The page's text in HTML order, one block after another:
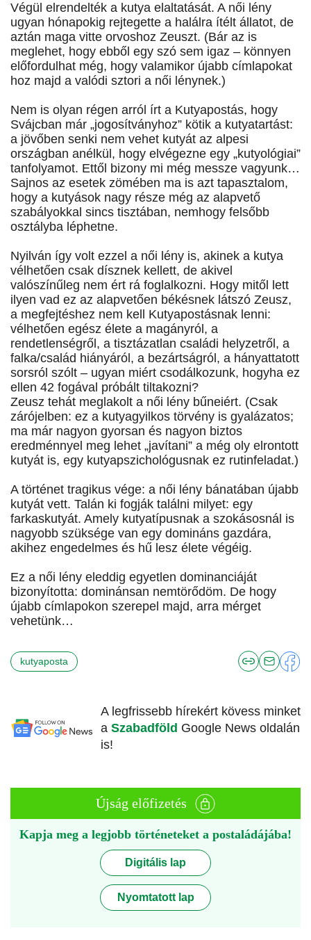
Végül elrendelték a kutya elaltatását. A női lény
ugyan hónapokig rejtegette a halálra ítélt állatot, de
aztán maga vitte orvoshoz Zeuszt. (Bár az is
meglehet, hogy ebből egy szó sem igaz – könnyen
előfordulhat még, hogy valamikor újabb címlapokat
hoz majd a valódi sztori a női lénynek.)
Nem is olyan régen arról írt a Kutyapostás, hogy
Svájcban már „jogosítványhoz” kötik a kutyatartást:
a jövőben senki nem vehet kutyát az alpesi
országban anélkül, hogy elvégezne egy „kutyológiai”
tanfolyamot. Ettől bizony mi még messze vagyunk…
Sajnos az esetek zömében ma is azt tapasztalom,
hogy a kutyások nagy része még az alapvető
szabályokkal sincs tisztában, nemhogy felsőbb
osztályba léphetne.
Nyilván így volt ezzel a női lény is, akinek a kutya
vélhetően csak dísznek kellett, de akivel
valószínűleg nem ért rá foglalkozni. Hogy mitől lett
ilyen vad ez az alapvetően békésnek látszó Zeusz,
a megfejtéshez nem kell Kutyapostásnak lenni:
vélhetően egész élete a magányról, a
rendetlenségről, a tisztázatlan családi helyzetről, a
falka/család hiányáról, a bezártságról, a hányattatott
sorsról szólt – ugyan miért csodálkozunk, hogyha ez
ellen 42 fogával próbált tiltakozni?
Zeusz tehát meglakolt a női lény bűneiért. (Csak
zárójelben: ez a kutyagyilkos törvény is gyalázatos;
ma már nagyon gyorsan és nagyon biztos
eredménnyel meg lehet „javítani” a még oly elrontott
kutyát is, egy kutyapszichológusnak ez rutinfeladat.)
A történet tragikus vége: a női lény bánatában újabb
kutyát vett. Talán ki fogják találni milyet: egy
farkaskutyát. Amely kutyatípusnak a szokásosnál is
nagyobb szüksége van egy domináns gazdára,
akihez engedelmes és hű lesz élete végéig.
Ez a női lény eleddig egyetlen dominanciáját
bizonyította: dominánsan nemtörődöm. De hogy
újabb címlapokon szerepel majd, arra mérget
vehetünk…
kutyaposta
A legfrissebb hírekért kövess minket
a Szabadföld Google News oldalán
is!
Újság előfizetés
Kapja meg a legjobb történeteket a postaládájába!
Digitális lap
Nyomtatott lap